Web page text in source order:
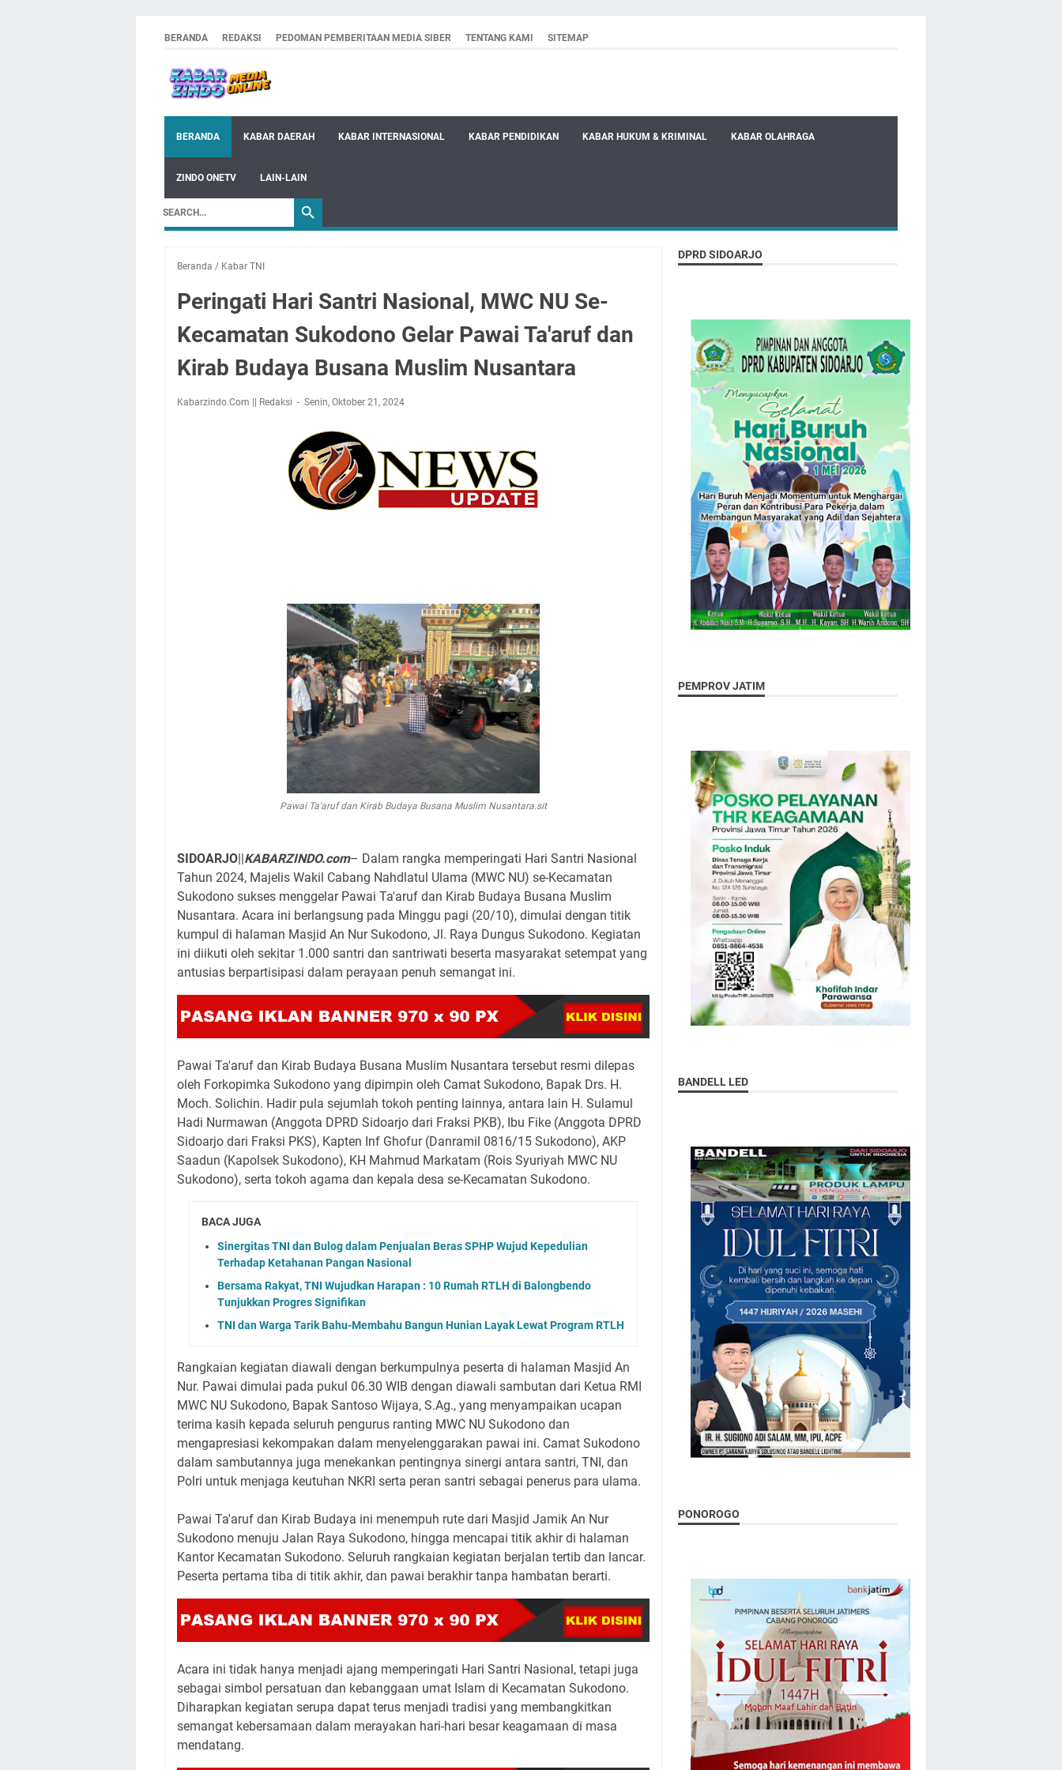
BERANDA REDAKSI PEDOMAN PEMBERITAAN MEDIA SIBER TENTANG KAMI SITEMAP
BERANDA KABAR DAERAH KABAR INTERNASIONAL KABAR PENDIDIKAN KABAR HUKUM & KRIMINAL KABAR OLAHRAGA
ZINDO ONETV LAIN-LAIN
Beranda / Kabar TNI
Peringati Hari Santri Nasional, MWC NU Se-
Kecamatan Sukodono Gelar Pawai Ta'aruf dan
Kirab Budaya Busana Muslim Nusantara
Kabarzindo.Com || Redaksi Senin, Oktober 21, 2024
Pawai Ta'aruf dan Kirab Budaya Busana Muslim Nusantara.sit
SIDOARJO||KABARZINDO.com– Dalam rangka memperingati Hari Santri Nasional
Tahun 2024, Majelis Wakil Cabang Nahdlatul Ulama (MWC NU) se-Kecamatan
Sukodono sukses menggelar Pawai Ta'aruf dan Kirab Budaya Busana Muslim
Nusantara. Acara ini berlangsung pada Minggu pagi (20/10), dimulai dengan titik
kumpul di halaman Masjid An Nur Sukodono, Jl. Raya Dungus Sukodono. Kegiatan
ini diikuti oleh sekitar 1.000 santri dan santriwati beserta masyarakat setempat yang
antusias berpartisipasi dalam perayaan penuh semangat ini.
Pawai Ta'aruf dan Kirab Budaya Busana Muslim Nusantara tersebut resmi dilepas
oleh Forkopimka Sukodono yang dipimpin oleh Camat Sukodono, Bapak Drs. H.
Moch. Solichin. Hadir pula sejumlah tokoh penting lainnya, antara lain H. Sulamul
Hadi Nurmawan (Anggota DPRD Sidoarjo dari Fraksi PKB), Ibu Fike (Anggota DPRD
Sidoarjo dari Fraksi PKS), Kapten Inf Ghofur (Danramil 0816/15 Sukodono), AKP
Saadun (Kapolsek Sukodono), KH Mahmud Markatam (Rois Syuriyah MWC NU
Sukodono), serta tokoh agama dan kepala desa se-Kecamatan Sukodono.
BACA JUGA
Sinergitas TNI dan Bulog dalam Penjualan Beras SPHP Wujud Kepedulian
Terhadap Ketahanan Pangan Nasional
Bersama Rakyat, TNI Wujudkan Harapan : 10 Rumah RTLH di Balongbendo
Tunjukkan Progres Signifikan
TNI dan Warga Tarik Bahu-Membahu Bangun Hunian Layak Lewat Program RTLH
Rangkaian kegiatan diawali dengan berkumpulnya peserta di halaman Masjid An
Nur. Pawai dimulai pada pukul 06.30 WIB dengan diawali sambutan dari Ketua RMI
MWC NU Sukodono, Bapak Santoso Wijaya, S.Ag., yang menyampaikan ucapan
terima kasih kepada seluruh pengurus ranting MWC NU Sukodono dan
mengapresiasi kekompakan dalam menyelenggarakan pawai ini. Camat Sukodono
dalam sambutannya juga menekankan pentingnya sinergi antara santri, TNI, dan
Polri untuk menjaga keutuhan NKRI serta peran santri sebagai penerus para ulama.
Pawai Ta'aruf dan Kirab Budaya ini menempuh rute dari Masjid Jamik An Nur
Sukodono menuju Jalan Raya Sukodono, hingga mencapai titik akhir di halaman
Kantor Kecamatan Sukodono. Seluruh rangkaian kegiatan berjalan tertib dan lancar.
Peserta pertama tiba di titik akhir, dan pawai berakhir tanpa hambatan berarti.
Acara ini tidak hanya menjadi ajang memperingati Hari Santri Nasional, tetapi juga
sebagai simbol persatuan dan kebanggaan umat Islam di Kecamatan Sukodono.
Diharapkan kegiatan serupa dapat terus menjadi tradisi yang membangkitkan
semangat kebersamaan dalam merayakan hari-hari besar keagamaan di masa
mendatang.
DPRD SIDOARJO
PEMPROV JATIM
BANDELL LED
PONOROGO